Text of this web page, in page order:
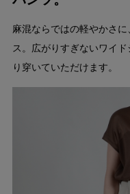
麻混ならではの軽やかさ
ス。広がりすぎないワイ
り穿いていただけます。